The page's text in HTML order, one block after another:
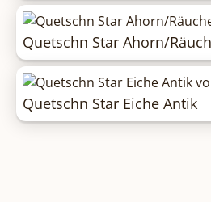
Quetschn Star Ahorn/
Quetschn Star Eiche Antik